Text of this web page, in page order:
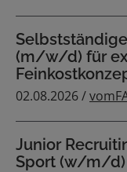
(m/w/d) für
02.08.2026 /
Junior
Sport (w/m/d)